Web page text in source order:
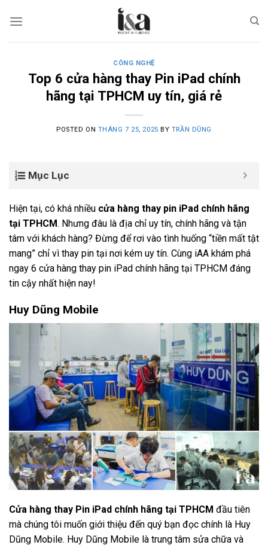
CÔNG NGHỆ
Top 6 cửa hàng thay Pin iPad chính
hãng tại TPHCM uy tín, giá rẻ
POSTED ON THÁNG 7 25, 2025 BY TRẦN DŨNG
Mục Lục
Hiện tại, có khá nhiều cửa hàng thay pin iPad chính hãng
tại TPHCM. Nhưng đâu là địa chỉ uy tín, chính hãng và tận
tâm với khách hàng? Đừng để rơi vào tình huống “tiền mất tật
mang” chỉ vì thay pin tại nơi kém uy tín. Cùng iAA khám phá
ngay 6 cửa hàng thay pin iPad chính hãng tại TPHCM đáng
tin cậy nhất hiện nay!
Huy Dũng Mobile
Cửa hàng thay Pin iPad chính hãng tại TPHCM đầu tiên
mà chúng tôi muốn giới thiệu đến quý bạn đọc chính là Huy
Dũng Mobile. Huy Dũng Mobile là trung tâm sửa chữa và